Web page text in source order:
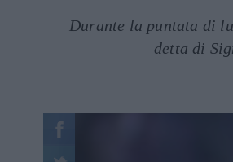
Durante la puntata di
detta di